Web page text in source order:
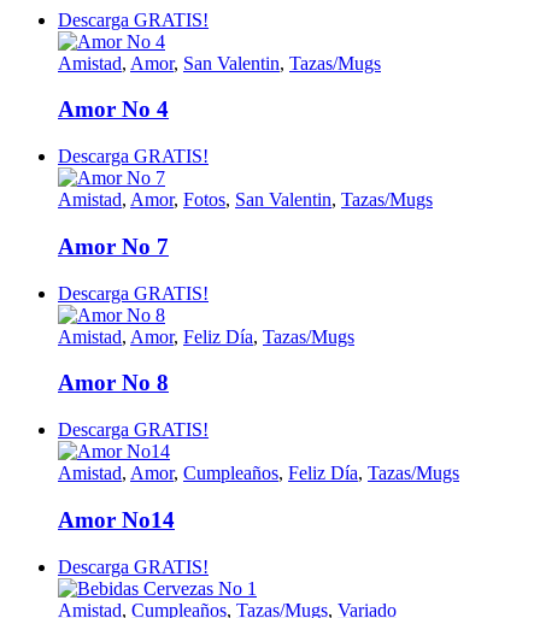
Descarga GRATIS!
Amistad, Amor, San Valentin, Tazas/Mugs
Amor No 4
Descarga GRATIS!
Amistad, Amor, Fotos, San Valentin, Tazas/Mugs
Amor No 7
Descarga GRATIS!
Amistad, Amor, Feliz Día, Tazas/Mugs
Amor No 8
Descarga GRATIS!
Amistad, Amor, Cumpleaños, Feliz Día, Tazas/Mugs
Amor No14
Descarga GRATIS!
Amistad, Cumpleaños, Tazas/Mugs, Variado